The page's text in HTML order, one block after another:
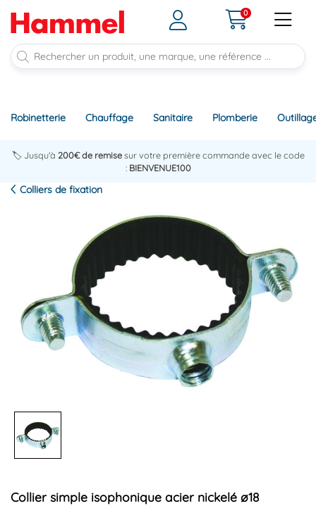
0
Robinetterie Chauffage Sanitaire Plomberie
🏷️ Jusqu'à 200€ de remisesur votre première commande avec le code
: BIENVENUE100
Colliers de fixation
Collier simple isophonique acier nickelé ø18